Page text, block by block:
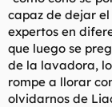
capaz de dejar el
expertos en
que luego se
de la lavadora,
rompe a llorar
olvidarnos de